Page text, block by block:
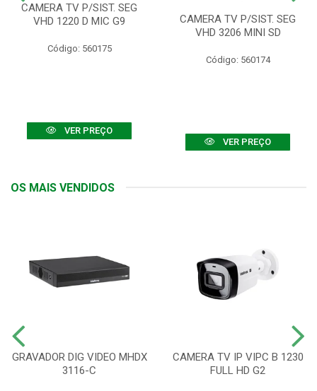
CAMERA TV P/SIST. SEG
VHD 1220 D MIC G9
Código: 560175
VER PREÇO
CAMERA TV P/SIST. SEG
VHD 3206 MINI SD
Código: 560174
VER PREÇO
OS MAIS VENDIDOS
GRAVADOR DIG VIDEO MHDX
3116-C
CAMERA TV IP VIPC B 1230
FULL HD G2